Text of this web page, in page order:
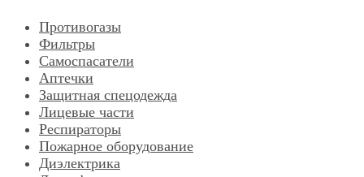
Противогазы
Фильтры
Самоспасатели
Аптечки
Защитная спецодежда
Лицевые части
Респираторы
Пожарное оборудование
Диэлектрика